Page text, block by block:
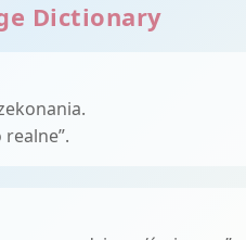
Dictionary